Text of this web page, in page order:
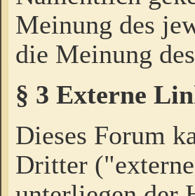
Meinung des
die Meinung
§ 3 Externe
Dieses Forum
Dritter